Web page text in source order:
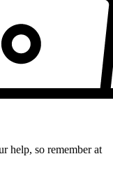
help, so remember at